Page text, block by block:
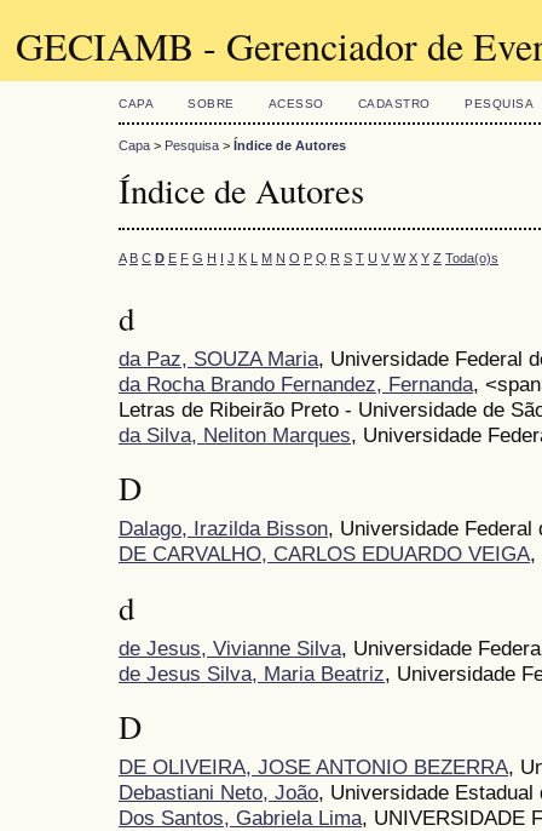
GECIAMB - Gerenciador de
CAPA SOBRE ACESSO CADASTRO PESQUISA
Capa > Pesquisa > Índice de Autores
Índice de Autores
A B C D E F G H I J K L M N O P Q R S T U V W X Y Z Toda(o)s
d
da Paz, SOUZA Maria, Universidade Federal
da Rocha Brando Fernandez, Fernanda,
Letras de Ribeirão Preto - Universidade de
da Silva, Neliton Marques, Universidade
D
Dalago, Irazilda Bisson, Universidade Federal
DE CARVALHO, CARLOS EDUARDO VEIGA,
d
de Jesus, Vivianne Silva, Universidade
de Jesus Silva, Maria Beatriz, Universidade
D
DE OLIVEIRA, JOSE ANTONIO BEZERRA,
Debastiani Neto, João, Universidade Estadual
Dos Santos, Gabriela Lima, UNIVERSIDADE